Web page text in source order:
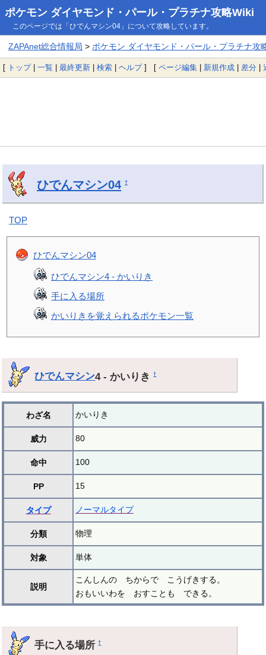
ポケモン ダイヤモンド・パール・プラチナ攻略Wiki
このページでは「ひでんマシン04」について攻略しています。
ZAPAnet総合情報局 > ポケモン ダイヤモンド・パール・プラチナ攻
[ トップ| 一覧 | 最終更新 | 検索 | ヘルプ] [ ページ編集 | 新規作成 | 差分 |
ひでんマシン04 †
TOP
ひでんマシン04
ひでんマシン4 - かいりき
手に入る場所
かいりきを覚えられるポケモン一覧
ひでんマシン4 - かいりき†
わざ名 かいりき
威力 80
命中 100
PP 15
タイプ ノーマルタイプ
分類 物理
対象 単体
説明
こんしんの ちからで こうげきする。
おもいいわを おすことも できる。
手に入る場所†